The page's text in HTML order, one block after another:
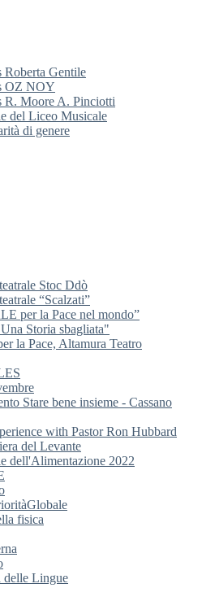
Roberta Gentile
OZ NOY
R. Moore A. Pinciotti
del Liceo Musicale
di genere
Stoc Ddò
“Scalzati”
per la Pace nel mondo”
Storia sbagliata"
la Pace, Altamura Teatro
Stare bene insieme - Cassano
with Pastor Ron Hubbard
del Levante
dell'Alimentazione 2022
fisica
delle Lingue